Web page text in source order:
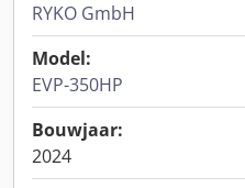
RYKO GmbH
Model:
EVP-350HP
Bouwjaar:
2024